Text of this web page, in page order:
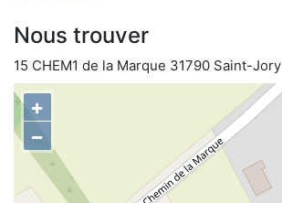
Nous trouver
15 CHEM1 de la Marque 31790 Saint-Jory
+
−